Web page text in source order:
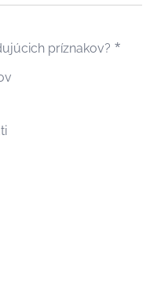
príznakov?